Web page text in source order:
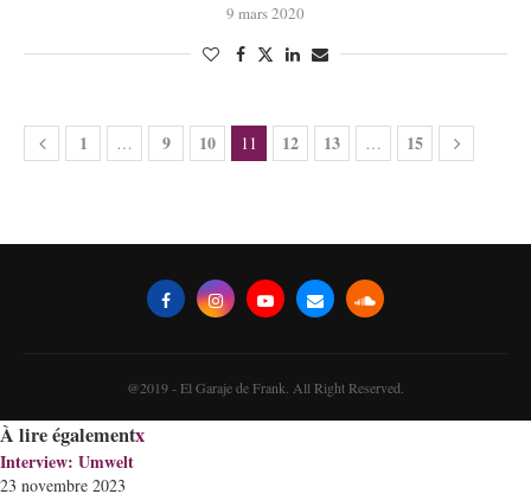
9 mars 2020
1 … 9 10 11 12 13 … 15
@2019 - El Garaje de Frank. All Right Reserved.
À lire égalementx
Interview: Umwelt
23 novembre 2023